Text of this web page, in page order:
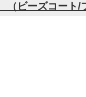
ビーズコート/